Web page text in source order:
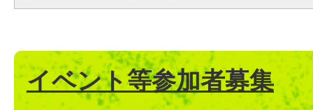
イベント等参加者募集